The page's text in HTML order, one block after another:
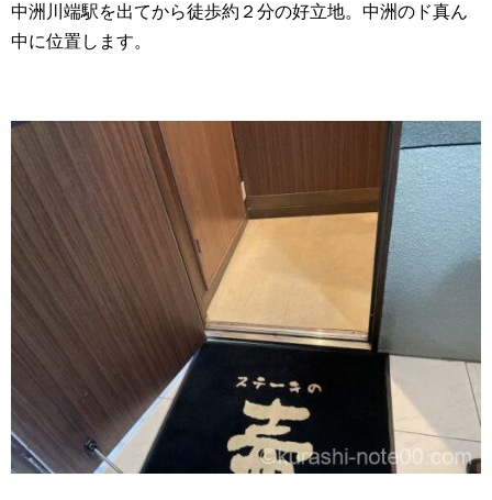
中洲川端駅を出てから徒歩約２分の好立地。中洲のド真ん
中に位置します。